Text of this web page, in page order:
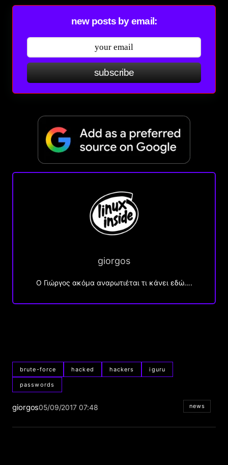
new posts by email:
subscribe
giorgos
Ο Γιώργος ακόμα αναρωτιέται τι κάνει εδώ….
brute-force hacked hackers iguru
passwords
giorgos05/09/2017 07:48 news